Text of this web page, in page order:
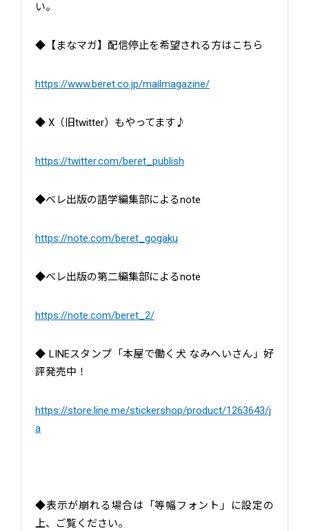
い。
◆【まなマガ】配信停止を希望される方はこちら
https://www.beret.co.jp/mailmagazine/
◆ X（旧twitter）もやってます♪
https://twitter.com/beret_publish
◆ベレ出版の語学編集部によるnote
https://note.com/beret_gogaku
◆ベレ出版の第二編集部によるnote
https://note.com/beret_2/
◆ LINEスタンプ「本屋で働く犬 なみへいさん」好
評発売中！
https://store.line.me/stickershop/product/1263643/j
a
◆表示が崩れる場合は「等幅フォント」に設定の
上、ご覧ください。